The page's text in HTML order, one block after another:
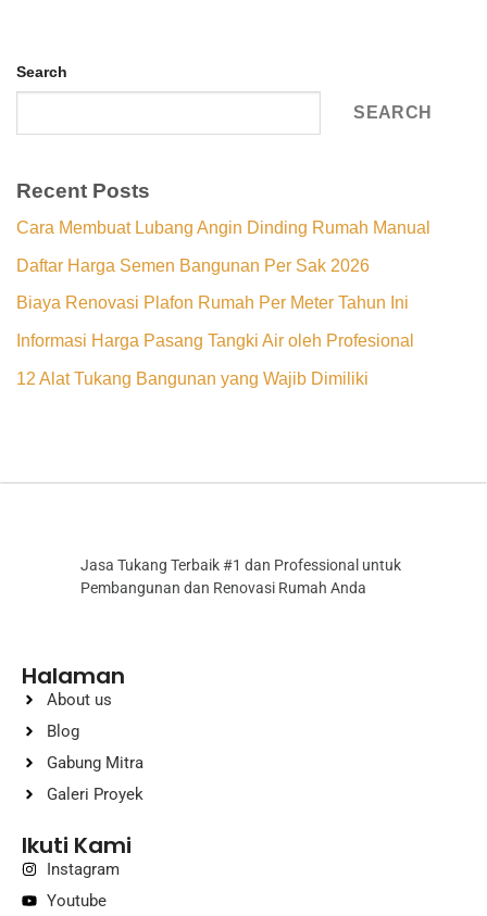
Search
SEARCH
Recent Posts
Cara Membuat Lubang Angin Dinding Rumah Manual
Daftar Harga Semen Bangunan Per Sak 2026
Biaya Renovasi Plafon Rumah Per Meter Tahun Ini
Informasi Harga Pasang Tangki Air oleh Profesional
12 Alat Tukang Bangunan yang Wajib Dimiliki
Jasa Tukang Terbaik #1 dan Professional untuk
Pembangunan dan Renovasi Rumah Anda
Halaman
About us
Blog
Gabung Mitra
Galeri Proyek
Ikuti Kami
Instagram
Youtube